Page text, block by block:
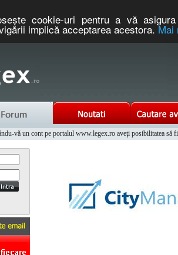
cookie-uri pentru a vă
implică acceptarea acestora.Mai
vă un cont pe portalul www.legex.ro aveţi posibilitatea să